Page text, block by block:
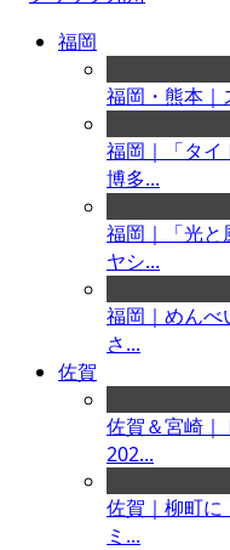
福岡
福岡・熊本｜
福岡｜「タイ
博多...
福岡｜「光と
ヤシ...
福岡｜めんべ
さ...
佐賀
佐賀＆宮崎｜
202...
佐賀｜柳町に
ミ...